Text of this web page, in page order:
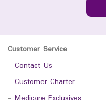
Customer Service
- Contact Us
- Customer Charter
- Medicare Exclusives